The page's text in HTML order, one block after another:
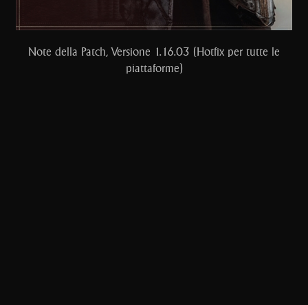
Note della Patch, Versione 1.16.03 (Hotfix per tutte le
piattaforme)